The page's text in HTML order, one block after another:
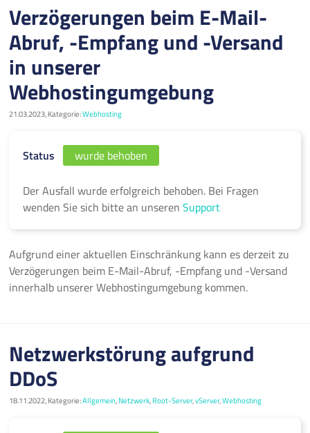
Verzögerungen beim E-Mail-
Abruf, -Empfang und -Versand
in unserer
Webhostingumgebung
21.03.2023, Kategorie:Webhosting
Status wurde behoben
Der Ausfall wurde erfolgreich behoben. Bei Fragen
wenden Sie sich bitte an unseren Support
Aufgrund einer aktuellen Einschränkung kann es derzeit zu
Verzögerungen beim E-Mail-Abruf, -Empfang und -Versand
innerhalb unserer Webhostingumgebung kommen.
Netzwerkstörung aufgrund
DDoS
18.11.2022, Kategorie:Allgemein,Netzwerk,Root-Server,vServer,Webhosting